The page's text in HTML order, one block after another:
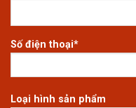
Số điện thoại*
Loại hình sản phẩm